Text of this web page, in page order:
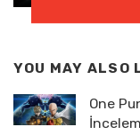
YOU MAY ALSO
One